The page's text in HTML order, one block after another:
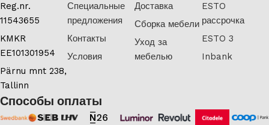
Reg.nr.
11543655
KMKR
EE101301954
Pärnu mnt 238,
Tallinn
Специальные
предложения
Контакты
Условия
Доставка
Сборка мебели
Уход за
мебелью
ESTO
рассрочка
ESTO 3
Inbank
Способы оплаты